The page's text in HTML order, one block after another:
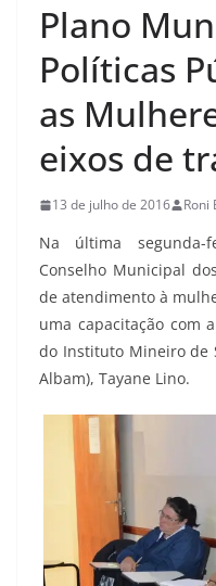
Plano
Políticas
as
eixos de
13 de julho de 2016 Roni
Na última segunda-
Conselho Municipal
de atendimento à
uma capacitação com
do Instituto Mineiro de
Albam), Tayane Lino.